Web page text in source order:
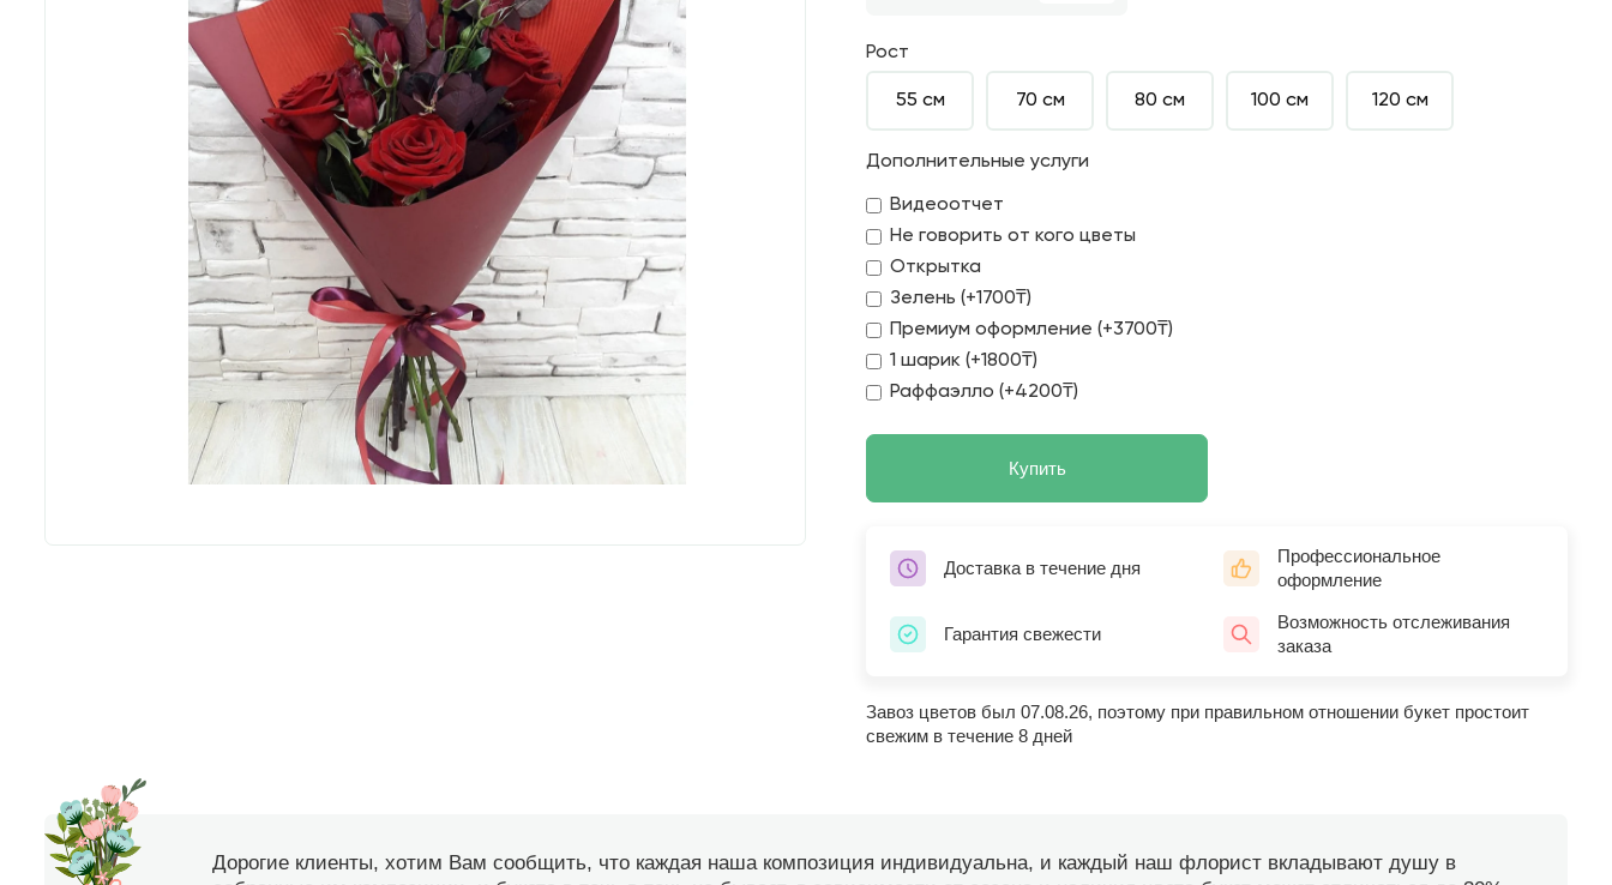
Рост
55 см 70 см 80 см 100 см 120 см
Дополнительные услуги
Видеоотчет
Не говорить от кого цветы
Открытка
Зелень (+1700₸)
Премиум оформление (+3700₸)
1 шарик (+1800₸)
Раффаэлло (+4200₸)
Купить
Доставка в течение дня
Профессиональное
оформление
Гарантия свежести
Возможность отслеживания
заказа
Завоз цветов был 07.08.26, поэтому при правильном отношении букет простоит
свежим в течение 8 дней
Дорогие клиенты, хотим Вам сообщить, что каждая наша композиция индивидуальна, и каждый наш флорист вкладывают душу в